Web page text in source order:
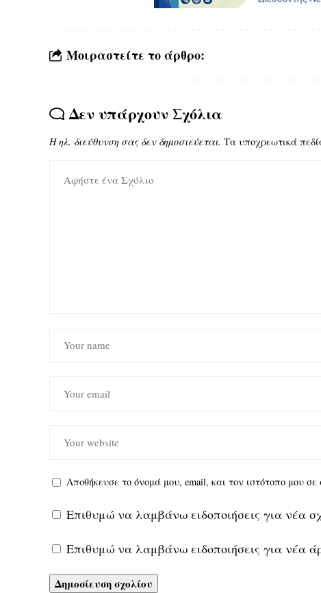
Μοιραστείτε το άρθρο:
Δεν υπάρχουν Σχόλια
Η ηλ. διεύθυνση σας δεν δημοσιεύεται. Τα υποχρεωτικά
Αποθήκευσε το όνομά μου, email, και τον ιστότοπο μου
Επιθυμώ να λαμβάνω ειδοποιήσεις για νέα
Επιθυμώ να λαμβάνω ειδοποιήσεις για νέα